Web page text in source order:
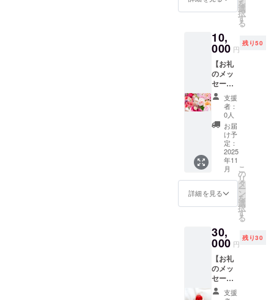
【恋愛
相談】
(２人と
も可
能） ・
概要：
恋愛相
談をさ
せてい
ただき
ます。
二人の
お悩み
のお手
伝いを
いただ
きま
メール
または
zoomに
て相談
させて
いただ
きま
【お礼
のメッ
セー
ジ】 感
謝の気
持ちを
込め
て、お
礼の
メッ
セージ
をお送
りしま
す。
【お名
前掲
載】 ア
レジッ
ト」
に、支
援者様
のお名
前
（ニッ
【お名
前掲
プリ内
の「支
援者ク
レジッ
ト」
に、支
援者様
のお名
（ニッ
クネー
ム）を
掲載し
ます。
・掲載
期間：
アプリ
始から3
掲載方
法：文
字の
み、ロ
ゴ／バ
ナーの
掲載は
を
選
択
す
る
10,
000 円
残り50
【お礼
のメッ
セー
ジ】 感
謝の気
持ちを
込め
て、お
礼の
メッ
セージ
をお送
りしま
す。
【お名
前掲
プリ内
の「支
援者ク
レジッ
ト」
に、支
援者様
支援
者：
0人
お届
け予
定：
2025
年11
月
詳細を見る
こ
の
リ
タ
ー
ン
を
選
択
す
る
30,
000 円
残り30
【お礼
のメッ
セー
ジ】 感
謝の気
支援